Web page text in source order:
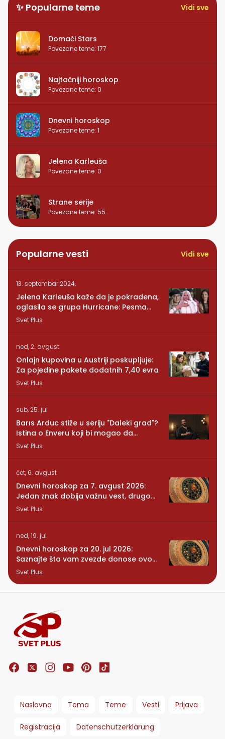
✨ Popularne teme Vidi sve
Domaći Stars
Povezane teme: 177
Najtačniji horoskop
Povezane teme: 0
Dnevni horoskop
Povezane teme: 1
Jelena Karleuša
Povezane teme: 0
Strane serije
Povezane teme: 55
Popularne vesti Vidi sve
13. septembar 2024.
Jelena Karleuša kaže da je pokradena,
oglasila se grupa Hurricane: Pesma
RUNDE je naša!
Svet Plus
ned, 2. avgust
Onlajn kupovina u Austriji poskupljuje:
Za pojedine pakete dodatnih 7,40 evra
Svet Plus
sub, 25. jul
Barıs Arduc stiže u seriju "Daleki grad"?
Istina o Enveru koji bi mogao da
promeni sve
Svet Plus
čet, 6. avgust
Dnevni horoskop za 7. avgust 2026:
Jedan znak dobija važnu vest, drugom
se vraća osoba iz prošlosti
Svet Plus
ned, 19. jul
Dnevni horoskop za 20. jul 2026:
Saznajte šta vam zvezde donose ovog
ponedeljka
Svet Plus
Naslovna Tema Teme Vesti Prijava
Registracija Datenschutzerklärung